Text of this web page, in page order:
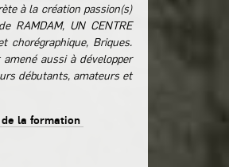
à la création passion(s)
RAMDAM, UN CENTRE
chorégraphique, Briques.
aussi à développer
débutants, amateurs et
la formation